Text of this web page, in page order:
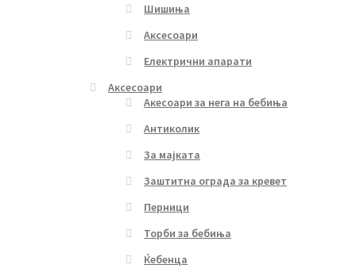
Шишиња
Аксесоари
Електрични апарати
Аксесоари
Акесоари за нега на бебиња
Антиколик
За мајката
Заштитна ограда за кревет
Перници
Торби за бебиња
Ќебенца